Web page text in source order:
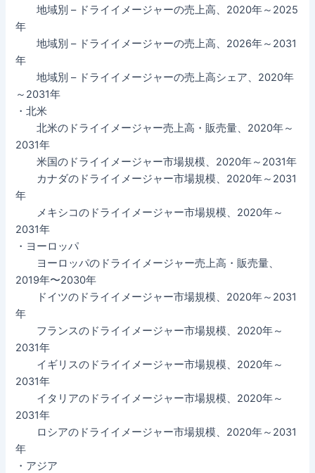
地域別 – ドライイメージャーの売上高、2020年～2025
年
地域別 – ドライイメージャーの売上高、2026年～2031
年
地域別 – ドライイメージャーの売上高シェア、2020年
～2031年
・北米
北米のドライイメージャー売上高・販売量、2020年～
2031年
米国のドライイメージャー市場規模、2020年～2031年
カナダのドライイメージャー市場規模、2020年～2031
年
メキシコのドライイメージャー市場規模、2020年～
2031年
・ヨーロッパ
ヨーロッパのドライイメージャー売上高・販売量、
2019年〜2030年
ドイツのドライイメージャー市場規模、2020年～2031
年
フランスのドライイメージャー市場規模、2020年～
2031年
イギリスのドライイメージャー市場規模、2020年～
2031年
イタリアのドライイメージャー市場規模、2020年～
2031年
ロシアのドライイメージャー市場規模、2020年～2031
年
・アジア